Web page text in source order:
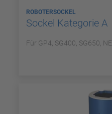
ROBOTERSOCKEL
Sockel Kategorie A
Für GP4, SG400, SG650,